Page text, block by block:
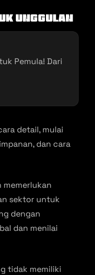
Unggulan
detail, mulai
dan cara
sektor untuk
dengan
dan menilai
tidak memiliki